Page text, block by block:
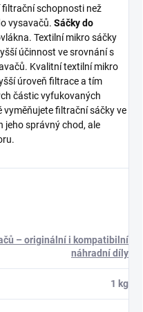
schopnosti než
vysavačů. Sáčky do
Textilní mikro sáčky
účinnost ve srovnání s
Kvalitní textilní mikro
úroveň filtrace a tím
částic vyfukovaných
vyměňujete filtrační sáčky ve
jeho správný chod, ale
– originální i kompatibilní
náhradní díly
1 kg